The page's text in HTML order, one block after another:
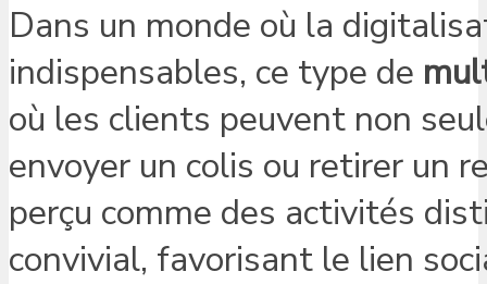
Dans un monde où la
indispensables, ce type de
où les clients peuvent non
envoyer un colis ou retirer un
perçu comme des activités
convivial, favorisant le lien